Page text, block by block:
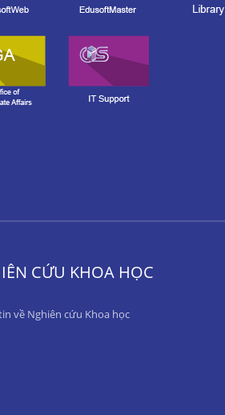
CỨU KHOA HỌC
về Nghiên cứu Khoa học